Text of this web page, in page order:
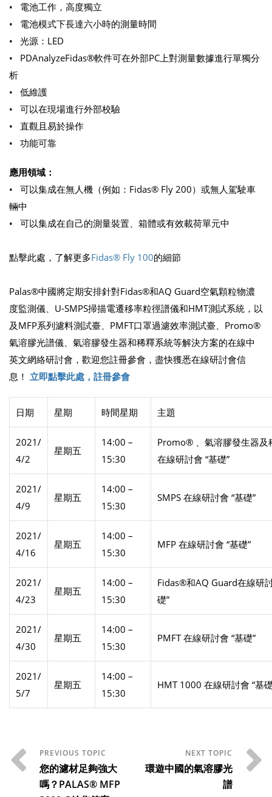
• 電池工作，高度獨立
• 電池模式下長達六小時的測量時間
• 光源：LED
• PDAnalyzeFidas®軟件可在外部PC上對測量數據進行單獨分
析
• 低維護
• 可以在現場進行外部校驗
• 直觀且易於操作
• 功能可靠
應用領域：
• 可以集成在無人機（例如：Fidas® Fly 200）或無人駕駛車
輛中
• 可以集成在自己的測量裝置、箱體或有效載荷單元中
點擊此處，了解更多Fidas® Fly 100的細節
Palas®中國將定期安排針對Fidas®和AQ Guard空氣顆粒物濃
度監測儀、U-SMPS掃描電遷移率粒徑譜儀和HMT測試系統，以
及MFP系列濾料測試臺、PMFT口罩過濾效率測試臺、Promo®
氣溶膠光譜儀、氣溶膠發生器和稀釋系統等解決方案的在線中
英文網絡研討會，歡迎您註冊參會，盡快獲悉在線研討會信
息！ 立即點擊此處，註冊參會
日期 星期 時間星期 主題
2021/
4/2
星期五
14:00 –
15:30
Promo® 、氣溶膠發生器及
在線研討會 “基礎”
2021/
4/9
星期五
14:00 –
15:30
SMPS 在線研討會 “基礎”
2021/
4/16
星期五
14:00 –
15:30
MFP 在線研討會 “基礎”
2021/
4/23
星期五
14:00 –
15:30
Fidas®和AQ Guard在線研
礎”
2021/
4/30
星期五
14:00 –
15:30
PMFT 在線研討會 “基礎”
2021/
5/7
星期五
14:00 –
15:30
HMT 1000 在線研討會 “基
您的濾材足夠強大
嗎？PALAS® MFP
環遊中國的氣溶膠光
譜